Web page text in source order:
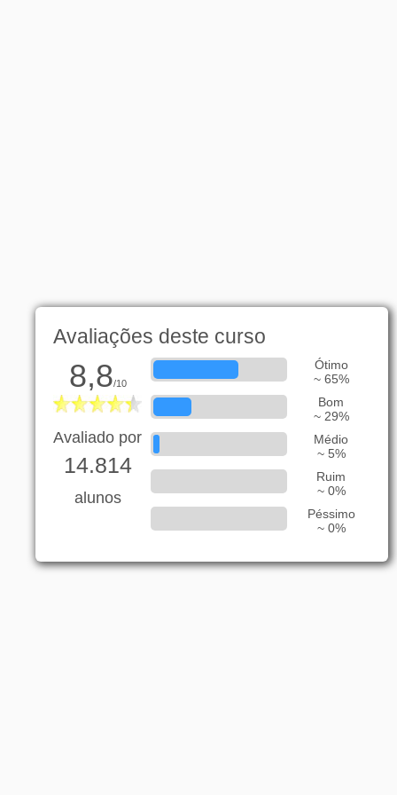
Avaliações deste curso
8,8/10
Avaliado por
14.814
alunos
Ótimo
~ 65%
Bom
~ 29%
Médio
~ 5%
Ruim
~ 0%
Péssimo
~ 0%